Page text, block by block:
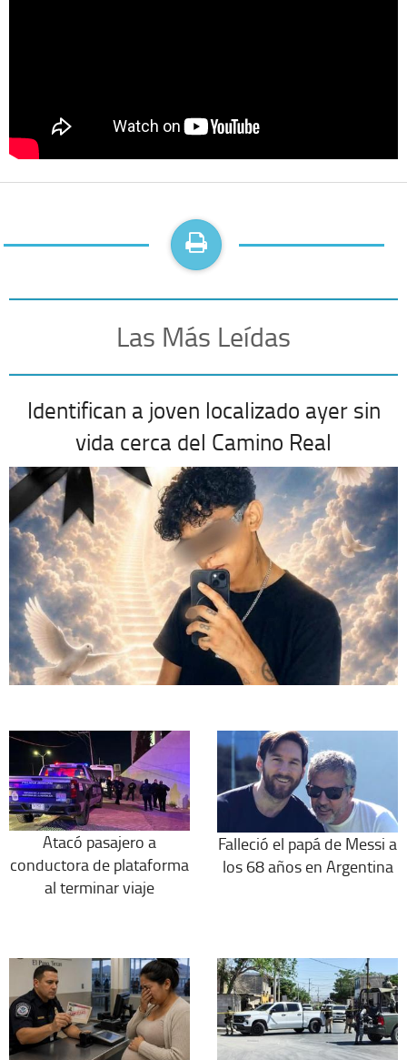
Las Más Leídas
Identifican a joven localizado ayer sin
vida cerca del Camino Real
Atacó pasajero a
conductora de plataforma
al terminar viaje
Falleció el papá de Messi a
los 68 años en Argentina